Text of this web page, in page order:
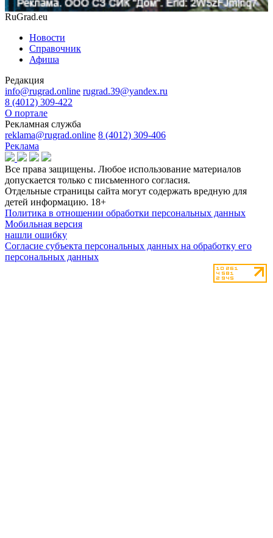
RuGrad.eu
Новости
Справочник
Афиша
Редакция
info@rugrad.online rugrad.39@yandex.ru
8 (4012) 309-422
О портале
Рекламная служба
reklama@rugrad.online 8 (4012) 309-406
Реклама
Все права защищены. Любое использование материалов
допускается только с письменного согласия.
Отдельные страницы сайта могут содержать вредную для
детей информацию. 18+
Политика в отношении обработки персональных данных
Мобильная версия
нашли ошибку
Согласие субъекта персональных данных на обработку его
персональных данных